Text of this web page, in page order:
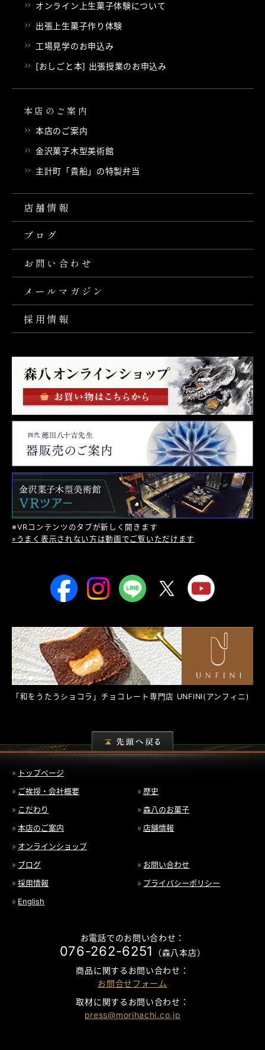
オンライン上生菓子体験について
出張上生菓子作り体験
工場見学のお申込み
[おしごと本] 出張授業のお申込み
本店のご案内
本店のご案内
金沢菓子木型美術館
主計町「貴船」の特製弁当
店舗情報
ブログ
お問い合わせ
メールマガジン
採用情報
※VRコンテンツのタブが新しく開きます
»うまく表示されない方は動画でご覧いただけます
「和をうたうショコラ」チョコレート専門店 UNFINI(アンフィニ)
トップページ
ご挨拶・会社概要
歴史
こだわり
森八のお菓子
本店のご案内
店舗情報
オンラインショップ
ブログ
お問い合わせ
採用情報
プライバシーポリシー
English
お電話でのお問い合わせ：
076-262-6251
（森八本店）
商品に関するお問い合わせ：
お問合せフォーム
取材に関するお問い合わせ：
press@morihachi.co.jp